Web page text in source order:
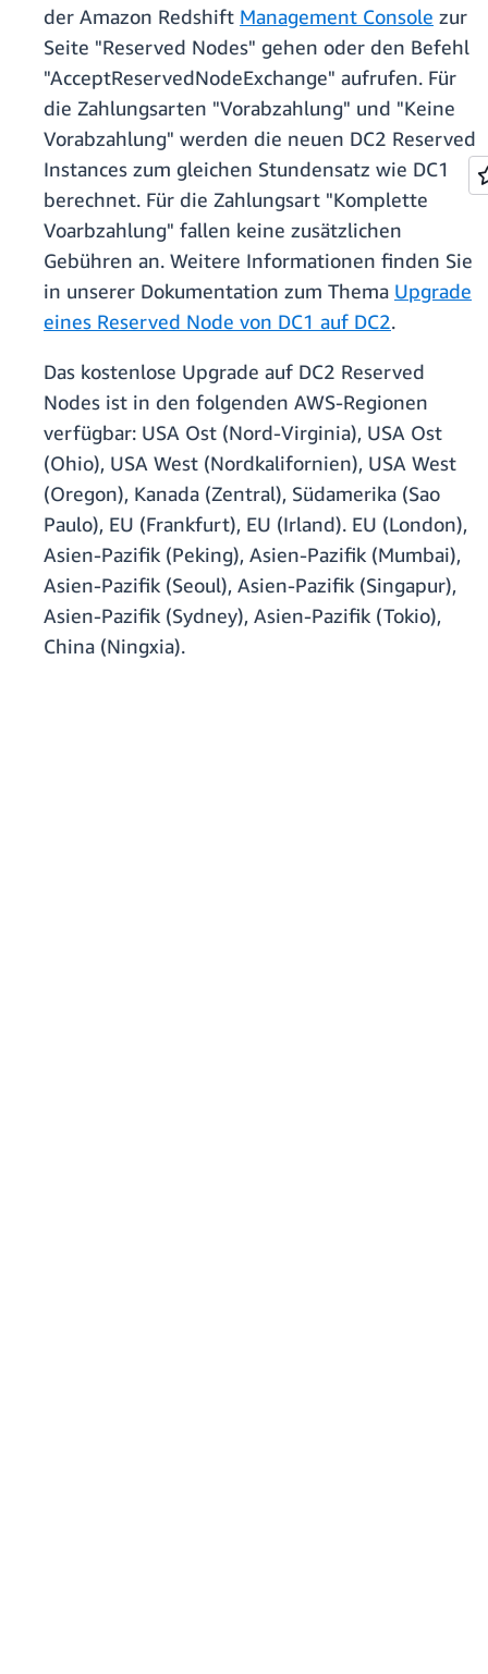
der Amazon Redshift Management Console zur
Seite "Reserved Nodes" gehen oder den Befehl
"AcceptReservedNodeExchange" aufrufen. Für
die Zahlungsarten "Vorabzahlung" und "Keine
Vorabzahlung" werden die neuen DC2 Reserved
Instances zum gleichen Stundensatz wie DC1
berechnet. Für die Zahlungsart "Komplette
Voarbzahlung" fallen keine zusätzlichen
Gebühren an. Weitere Informationen finden Sie
in unserer Dokumentation zum Thema Upgrade
eines Reserved Node von DC1 auf DC2.
Das kostenlose Upgrade auf DC2 Reserved
Nodes ist in den folgenden AWS-Regionen
verfügbar: USA Ost (Nord-Virginia), USA Ost
(Ohio), USA West (Nordkalifornien), USA West
(Oregon), Kanada (Zentral), Südamerika (Sao
Paulo), EU (Frankfurt), EU (Irland). EU (London),
Asien-Pazifik (Peking), Asien-Pazifik (Mumbai),
Asien-Pazifik (Seoul), Asien-Pazifik (Singapur),
Asien-Pazifik (Sydney), Asien-Pazifik (Tokio),
China (Ningxia).